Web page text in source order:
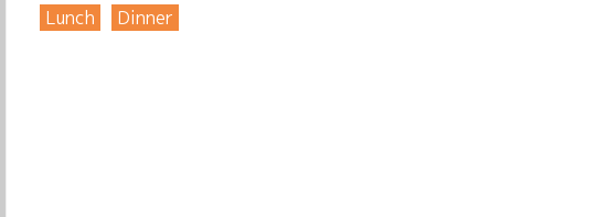
Lunch Dinner